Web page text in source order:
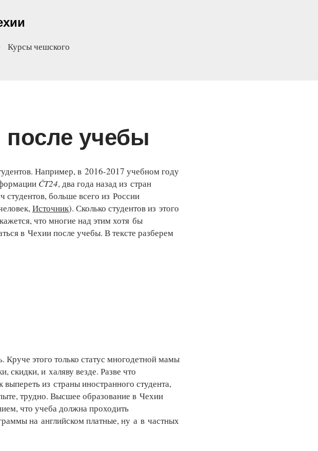
Курсы чешского
после учебы
Например, в 2016-2017 учебном году
ČT24, два года назад из стран
больше всего из России
Источник). Сколько студентов из этого
что многие над этим хотя бы
в Чехии после учебы. В тексте разберем
Круче этого только статус многодетной мамы
скидки, и халяву везде. Разве что
из страны иностранного студента,
трудно. Высшее образование в Чехии
что учеба должна проходить
на английском платные, ну а в частных